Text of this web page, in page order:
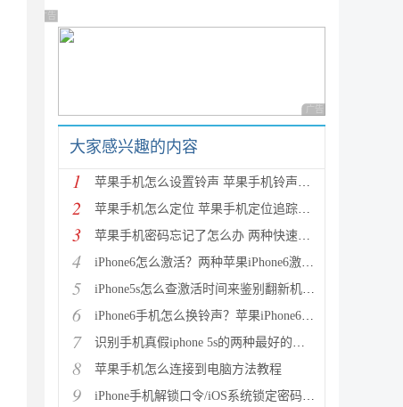
广告 商业广告，理性选择
广告 商业广告，理性
大家感兴趣的内容
1 苹果手机怎么设置铃声 苹果手机铃声设置教程
2 苹果手机怎么定位 苹果手机定位追踪方法使用教程
3 苹果手机密码忘记了怎么办 两种快速解开iPhone、iPad
4 iPhone6怎么激活？两种苹果iPhone6激活教程图文详解
5 iPhone5s怎么查激活时间来鉴别翻新机 通过序列号查询
6 iPhone6手机怎么换铃声？苹果iPhone6铃声制作与设置教
7 识别手机真假iphone 5s的两种最好的方法
8 苹果手机怎么连接到电脑方法教程
9 iPhone手机解锁口令/iOS系统锁定密码忘了怎么办？